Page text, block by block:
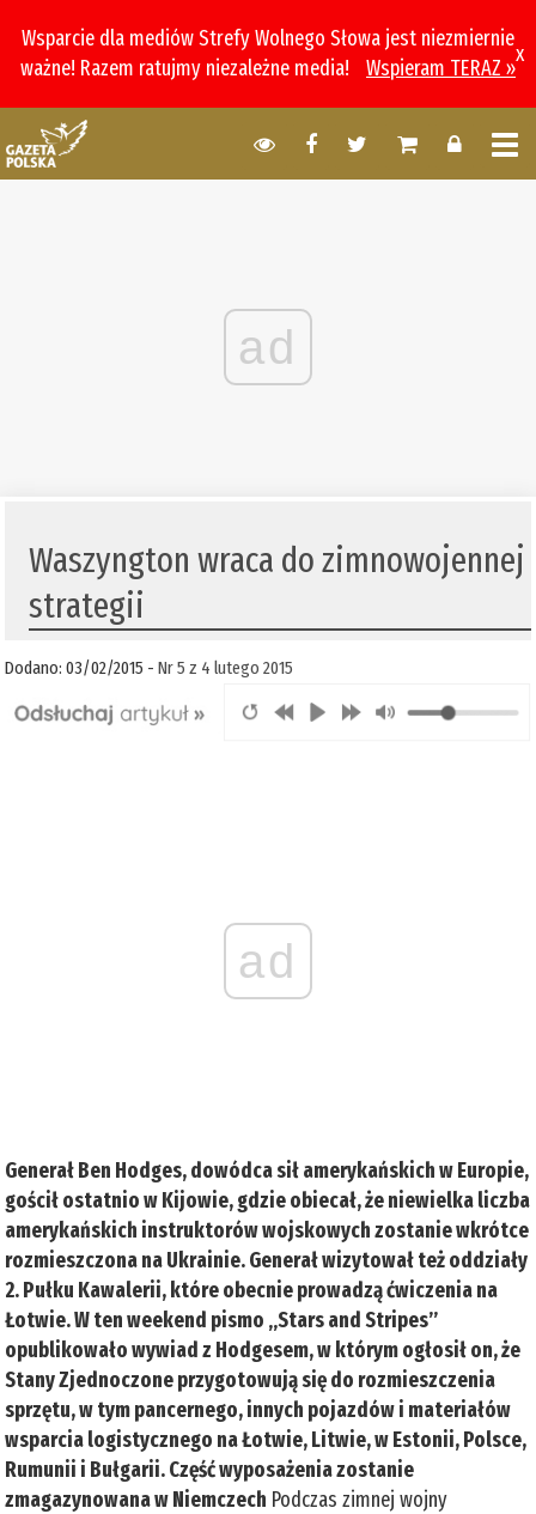
Wsparcie dla mediów Strefy Wolnego Słowa jest niezmiernie
ważne! Razem ratujmy niezależne media!
Wspieram TERAZ »
x
ad
Waszyngton wraca do zimnowojennej
strategii
Dodano: 03/02/2015 -Nr 5 z 4 lutego 2015
ad
Generał Ben Hodges, dowódca sił amerykańskich w Europie,
gościł ostatnio w Kijowie, gdzie obiecał, że niewielka liczba
amerykańskich instruktorów wojskowych zostanie wkrótce
rozmieszczona na Ukrainie. Generał wizytował też oddziały
2. Pułku Kawalerii, które obecnie prowadzą ćwiczenia na
Łotwie. W ten weekend pismo „Stars and Stripes”
opublikowało wywiad z Hodgesem, w którym ogłosił on, że
Stany Zjednoczone przygotowują się do rozmieszczenia
sprzętu, w tym pancernego, innych pojazdów i materiałów
wsparcia logistycznego na Łotwie, Litwie, w Estonii, Polsce,
Rumunii i Bułgarii. Część wyposażenia zostanie
zmagazynowana w Niemczech Podczas zimnej wojny